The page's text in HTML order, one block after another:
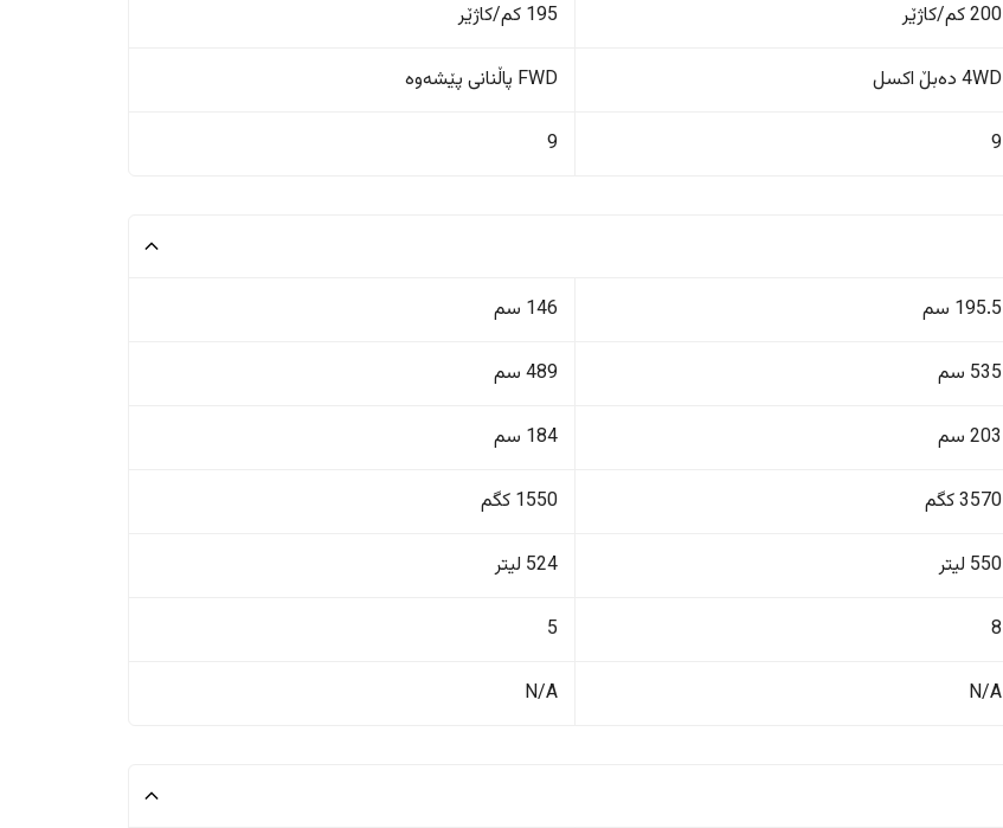
200 کم/کاژێر 195 کم/کاژێر
4WD دەبڵ اکسل FWD پاڵنانی پێشەوە
9
9
195.5 سم 146 سم
535 سم 489 سم
203 سم 184 سم
3570 کگم 1550 کگم
550 لیتر 524 لیتر
8
5
N/A
N/A